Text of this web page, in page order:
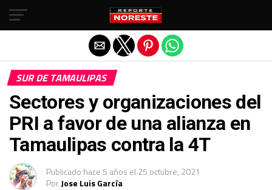
SUR DE TAMAULIPAS
Sectores y organizaciones del
PRI a favor de una alianza en
Tamaulipas contra la 4T
Publicado hace 5 años el 25 octubre, 2021
PorJose Luis García
Salir de la versión móvil